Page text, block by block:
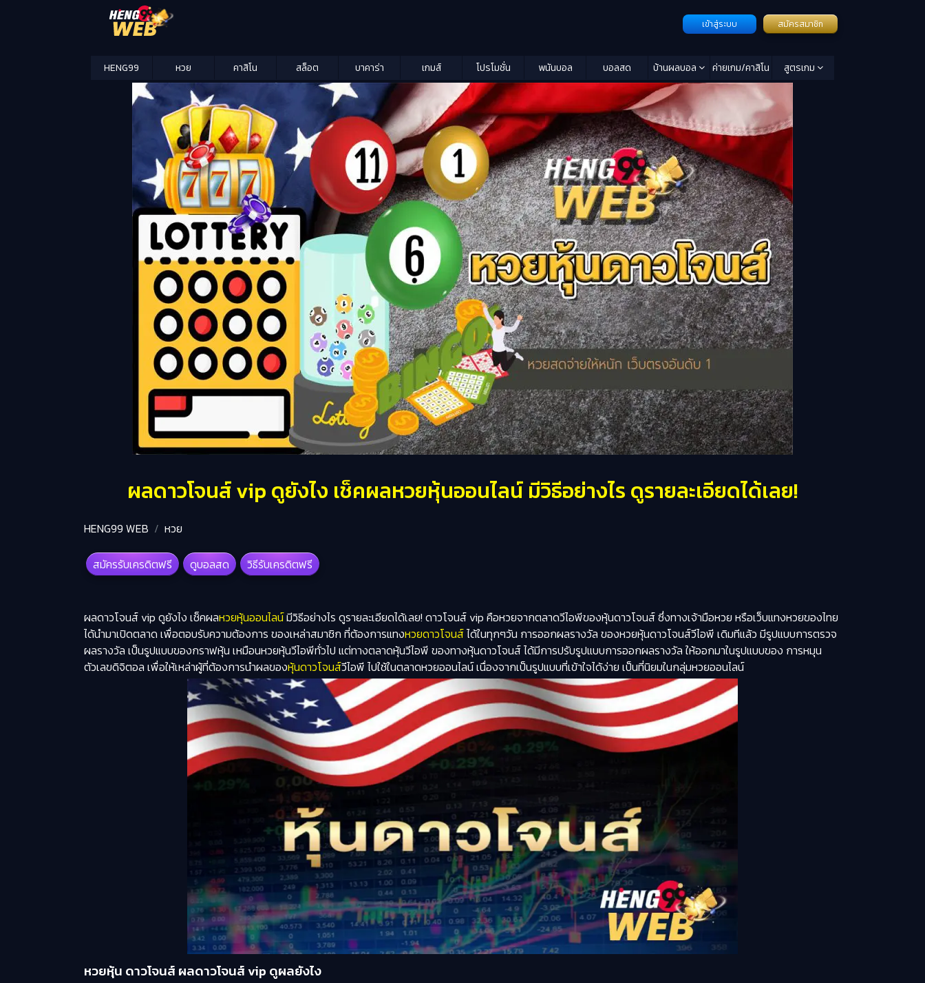
เข้าสู่ระบบ สมัครสมาชิก
HENG99 หวย คาสิโน สล็อต บาคาร่า เกมส์ โปรโมชั่น พนันบอล บอลสด บ้านผลบอล ค่ายเกม/คาสิโน สูตรเกม
ผลดาวโจนส์ vip ดูยังไง เช็คผลหวยหุ้นออนไลน์ มีวิธีอย่างไร ดูรายละเอียดได้เลย!
HENG99 WEB หวย
สมัครรับเครดิตฟรี ดูบอลสด วิธีรับเครดิตฟรี
ผลดาวโจนส์ vip ดูยังไง เช็คผลหวยหุ้นออนไลน์มีวิธีอย่างไร ดูรายละเอียดได้เลย! ดาวโจนส์ vip คือหวยจากตลาดวีไอพีของหุ้นดาวโจนส์ ซึ่งทางเจ้ามือหวย หรือเว็บแทงหวยของไทย
ได้นำมาเปิดตลาด เพื่อตอบรับความต้องการ ของเหล่าสมาชิก ที่ต้องการแทงหวยดาวโจนส์ได้ในทุกๆวัน การออกผลรางวัล ของหวยหุ้นดาวโจนส์วีไอพี เดิมทีแล้ว มีรูปแบบการตรวจ
ผลรางวัล เป็นรูปแบบของกราฟหุ้น เหมือนหวยหุ้นวีไอพีทั่วไป แต่ทางตลาดหุ้นวีไอพี ของทางหุ้นดาวโจนส์ ได้มีการปรับรูปแบบการออกผลรางวัล ให้ออกมาในรูปแบบของ การหมุน
ตัวเลขดิจิตอล เพื่อให้เหล่าผู้ที่ต้องการนำผลของหุ้นดาวโจนส์วีไอพี ไปใช้ในตลาดหวยออนไลน์ เนื่องจากเป็นรูปแบบที่เข้าใจได้ง่าย เป็นที่นิยมในกลุ่มหวยออนไลน์
หวยหุ้น ดาวโจนส์ ผลดาวโจนส์ vip ดูผลยังไง